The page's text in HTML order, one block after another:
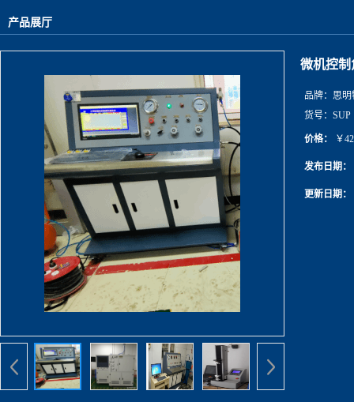
产品展厅
微机控制
品牌： 思明
货号： SUP
价格： ￥
发布日期：
更新日期：